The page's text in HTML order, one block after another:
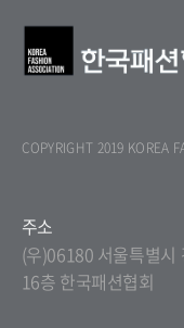
COPYRIGHT 2019 KOREA
주소
(우)06180 서울특별시
16층 한국패션협회